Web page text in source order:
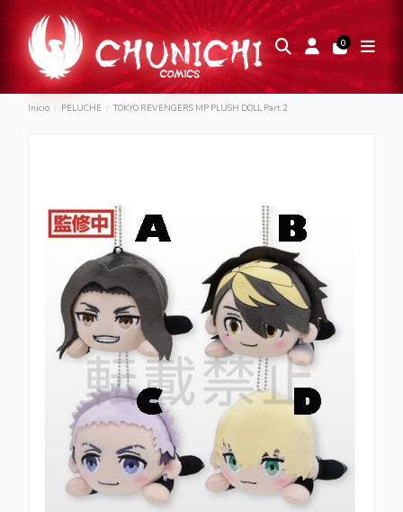
0
Inicio PELUCHE TOKYO REVENGERS MP PLUSH DOLL Part 2